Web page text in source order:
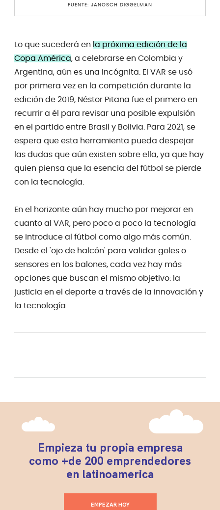
FUENTE: JANOSCH DIGGELMAN
Lo que sucederá en la próxima edición de la
Copa América, a celebrarse en Colombia y
Argentina, aún es una incógnita. El VAR se usó
por primera vez en la competición durante la
edición de 2019, Néstor Pitana fue el primero en
recurrir a él para revisar una posible expulsión
en el partido entre Brasil y Bolivia. Para 2021, se
espera que esta herramienta pueda despejar
las dudas que aún existen sobre ella, ya que hay
quien piensa que la esencia del fútbol se pierde
con la tecnología.
En el horizonte aún hay mucho por mejorar en
cuanto al VAR, pero poco a poco la tecnología
se introduce al fútbol como algo más común.
Desde el 'ojo de halcón' para validar goles o
sensores en los balones, cada vez hay más
opciones que buscan el mismo objetivo: la
justicia en el deporte a través de la innovación y
la tecnología.
Empieza tu propia empresa
como +de 200 emprendedores
en latinoamerica
EMPEZAR HOY